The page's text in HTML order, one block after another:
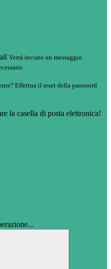
Verrà inviato un messaggio
Effettua il reset della password
la casella di posta elettronica!